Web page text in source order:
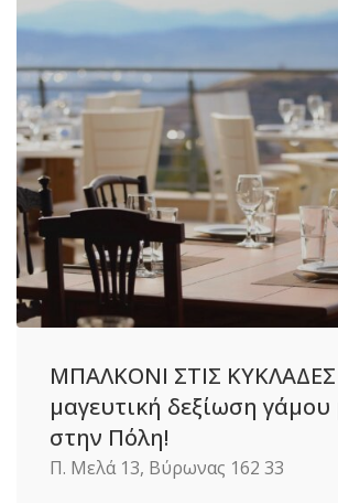
ΜΠΑΛΚΟΝΙ ΣΤΙΣ ΚΥΚΛΑΔΕΣ
μαγευτική δεξίωση γάμου
στην Πόλη!
Π. Μελά 13, Βύρωνας 162 33